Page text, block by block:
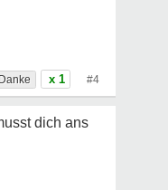
x 1 #4
dich ans